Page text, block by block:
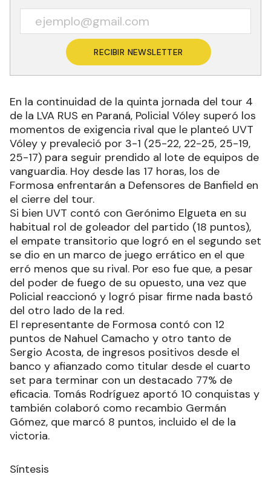
RECIBIR NEWSLETTER
En la continuidad de la quinta jornada del tour 4
de la LVA RUS en Paraná, Policial Vóley superó los
momentos de exigencia rival que le planteó UVT
Vóley y prevaleció por 3-1 (25-22, 22-25, 25-19,
25-17) para seguir prendido al lote de equipos de
vanguardia. Hoy desde las 17 horas, los de
Formosa enfrentarán a Defensores de Banfield en
el cierre del tour.
Si bien UVT contó con Gerónimo Elgueta en su
habitual rol de goleador del partido (18 puntos),
el empate transitorio que logró en el segundo set
se dio en un marco de juego errático en el que
erró menos que su rival. Por eso fue que, a pesar
del poder de fuego de su opuesto, una vez que
Policial reaccionó y logró pisar firme nada bastó
del otro lado de la red.
El representante de Formosa contó con 12
puntos de Nahuel Camacho y otro tanto de
Sergio Acosta, de ingresos positivos desde el
banco y afianzado como titular desde el cuarto
set para terminar con un destacado 77% de
eficacia. Tomás Rodríguez aportó 10 conquistas y
también colaboró como recambio Germán
Gómez, que marcó 8 puntos, incluido el de la
victoria.
Síntesis